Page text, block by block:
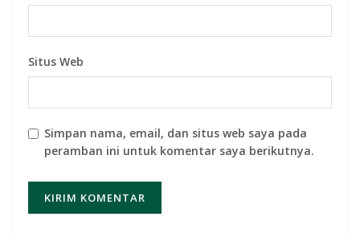
Situs Web
Simpan nama, email, dan situs web saya pada
peramban ini untuk komentar saya berikutnya.